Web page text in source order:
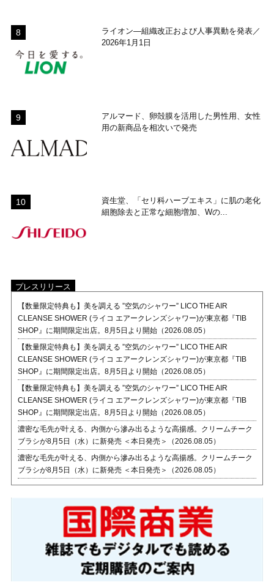
ライオン―組織改正および人事異動を発表／
2026年1月1日
アルマード、卵殻膜を活用した男性用、女性
用の新商品を相次いで発売
資生堂、「セリ科ハーブエキス」に肌の老化
細胞除去と正常な細胞増加、Wの...
プレスリリース
【数量限定特典も】美を調える ”空気のシャワー” LICO THE AIR
CLEANSE SHOWER (ライコ エアークレンズシャワー)が東京都『TIB
SHOP』に期間限定出店。8月5日より開始（2026.08.05）
【数量限定特典も】美を調える ”空気のシャワー” LICO THE AIR
CLEANSE SHOWER (ライコ エアークレンズシャワー)が東京都『TIB
SHOP』に期間限定出店。8月5日より開始（2026.08.05）
【数量限定特典も】美を調える ”空気のシャワー” LICO THE AIR
CLEANSE SHOWER (ライコ エアークレンズシャワー)が東京都『TIB
SHOP』に期間限定出店。8月5日より開始（2026.08.05）
濃密な毛先が叶える、内側から滲み出るような高揚感。クリームチーク
ブラシが8月5日（水）に新発売 ＜本日発売＞（2026.08.05）
濃密な毛先が叶える、内側から滲み出るような高揚感。クリームチーク
ブラシが8月5日（水）に新発売 ＜本日発売＞（2026.08.05）